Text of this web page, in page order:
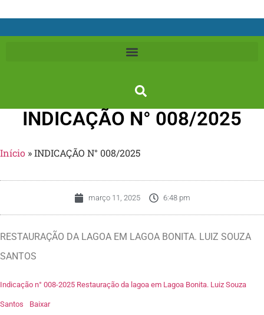
INDICAÇÃO N° 008/2025
Início »INDICAÇÃO N° 008/2025
março 11, 2025 6:48 pm
RESTAURAÇÃO DA LAGOA EM LAGOA BONITA. LUIZ SOUZA
SANTOS
Indicação n° 008-2025 Restauração da lagoa em Lagoa Bonita. Luiz Souza
Santos Baixar